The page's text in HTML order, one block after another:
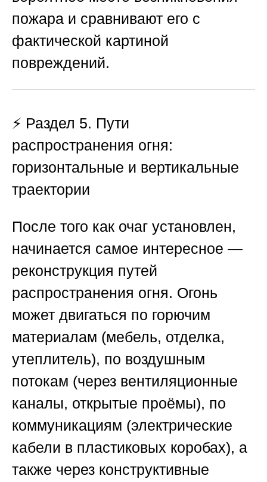
пожара и сравнивают его с
фактической картиной
повреждений.
⚡ Раздел 5. Пути
распространения огня:
горизонтальные и вертикальные
траектории
После того как очаг установлен,
начинается самое интересное —
реконструкция путей
распространения огня. Огонь
может двигаться по горючим
материалам (мебель, отделка,
утеплитель), по воздушным
потокам (через вентиляционные
каналы, открытые проёмы), по
коммуникациям (электрические
кабели в пластиковых коробах), а
также через конструктивные